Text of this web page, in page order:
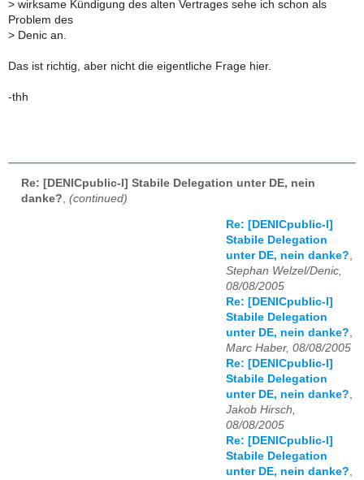
> wirksame Kündigung des alten Vertrages sehe ich schon als
Problem des
> Denic an.
Das ist richtig, aber nicht die eigentliche Frage hier.
-thh
Re: [DENICpublic-l] Stabile Delegation unter DE, nein
danke? (continued)
Re: [DENICpublic-l]
Stabile Delegation
unter DE, nein danke?,
Stephan Welzel/Denic,
08/08/2005
Re: [DENICpublic-l]
Stabile Delegation
unter DE, nein danke?,
Marc Haber, 08/08/2005
Re: [DENICpublic-l]
Stabile Delegation
unter DE, nein danke?,
Jakob Hirsch,
08/08/2005
Re: [DENICpublic-l]
Stabile Delegation
unter DE, nein danke?,